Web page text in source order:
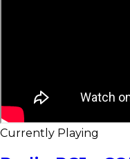
Currently Playing